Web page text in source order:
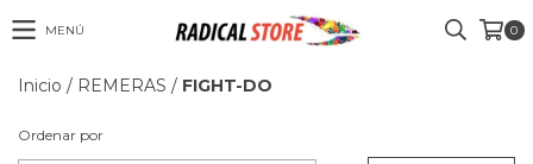
MENÚ 0
Inicio / REMERAS / FIGHT-DO
Ordenar por